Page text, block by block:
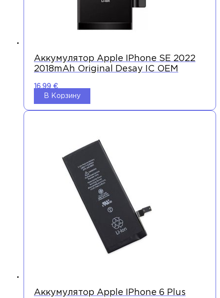
Аккумулятор Apple IPhone SE 2022
2018mAh Original Desay IC OEM
16,99 €
В Корзину
Аккумулятор Apple IPhone 6 Plus